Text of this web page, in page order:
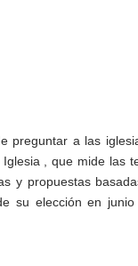
preguntar a las
, que mide las
y propuestas
su elección en